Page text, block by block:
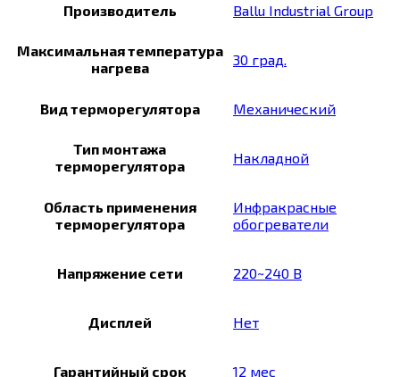
Производитель Ballu Industrial Group
Максимальная температура
нагрева
30 град.
Вид терморегулятора Механический
Тип монтажа
терморегулятора
Накладной
Область применения
терморегулятора
Инфракрасные
обогреватели
Напряжение сети 220~240 В
Дисплей Нет
Гарантийный срок 12 мес